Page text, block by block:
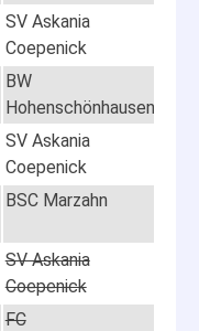
SV Askania
Coepenick
BW
Hohenschönhausen
SV Askania
Coepenick
BSC Marzahn
SV Askania
Coepenick
FC